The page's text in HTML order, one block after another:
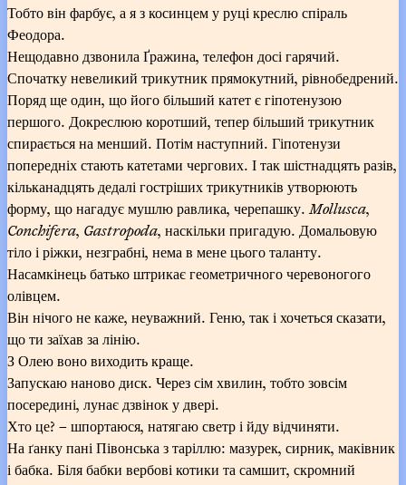
Тобто він фарбує, а я з косинцем у руці креслю спіраль
Феодора.
Нещодавно дзвонила Ґражина, телефон досі гарячий.
Спочатку невеликий трикутник прямокутний, рівнобедрений.
Поряд ще один, що його більший катет є гіпотенузою
першого. Докреслюю коротший, тепер більший трикутник
спирається на менший. Потім наступний. Гіпотенузи
попередніх стають катетами чергових. І так шістнадцять разів,
кільканадцять дедалі гостріших трикутників утворюють
форму, що нагадує мушлю равлика, черепашку.Mollusca,
Conchifera, Gastropoda, наскільки пригадую. Домальовую
тіло і ріжки, незграбні, нема в мене цього таланту.
Насамкінець батько штрикає геометричного черевоногого
олівцем.
Він нічого не каже, неуважний. Геню, так і хочеться сказати,
що ти заїхав за лінію.
З Олею воно виходить краще.
Запускаю наново диск. Через сім хвилин, тобто зовсім
посередині, лунає дзвінок у двері.
Хто це? – шпортаюся, натягаю светр і йду відчиняти.
На ґанку пані Півонська з таріллю: мазурек, сирник, маківник
і бабка. Біля бабки вербові котики та самшит, скромний